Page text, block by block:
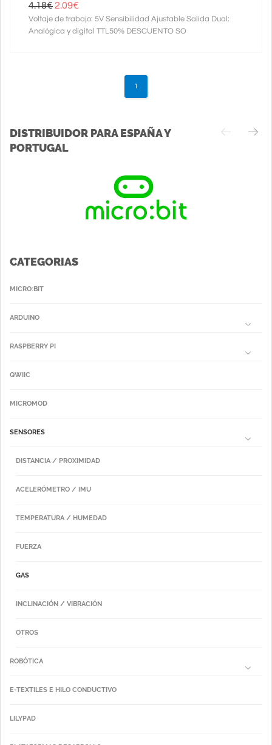
4.18€ 2.09€
Voltaje de trabajo: 5V Sensibilidad Ajustable Salida Dual:
Analógica y digital TTL50% DESCUENTO SO
1
DISTRIBUIDOR PARA ESPAÑA Y
PORTUGAL
CATEGORIAS
MICRO:BIT
ARDUINO
RASPBERRY PI
QWIIC
MICROMOD
SENSORES
DISTANCIA / PROXIMIDAD
ACELERÓMETRO / IMU
TEMPERATURA / HUMEDAD
FUERZA
GAS
INCLINACIÓN / VIBRACIÓN
OTROS
ROBÓTICA
E-TEXTILES E HILO CONDUCTIVO
LILYPAD